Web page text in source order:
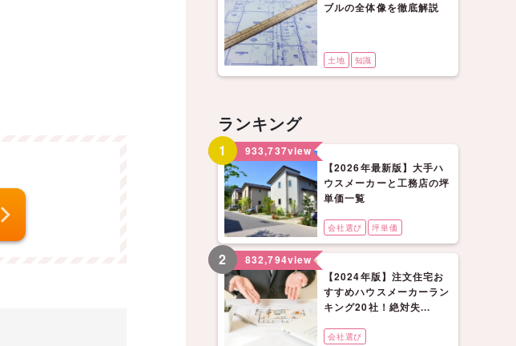
ブルの全体像を徹底解説
土地 知識
ランキング
1 933,737view
【2026年最新版】大手ハ
ウスメーカーと工務店の坪
単価一覧
会社選び 坪単価
2 832,794view
【2024年版】注文住宅お
すすめハウスメーカーラン
キング20社！絶対失...
会社選び